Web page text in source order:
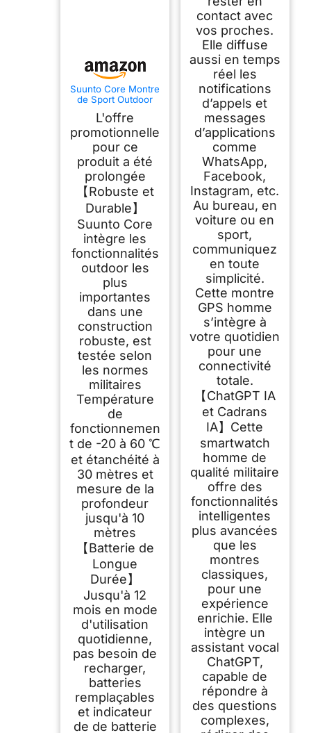
Suunto Core Montre
de Sport Outdoor
Baromètre et
Boussole,
Smartwatch
Extérieur
Traditionnelle
Intelligent Étanche
pour Les Aventures
en Plein Air
L'offre
promotionnelle
pour ce
produit a été
prolongée
【Robuste et
Durable】
Suunto Core
intègre les
fonctionnalités
outdoor les
plus
importantes
dans une
construction
robuste, est
testée selon
les normes
militaires
Température
de
fonctionnemen
t de -20 à 60 ℃
et étanchéité à
30 mètres et
mesure de la
profondeur
jusqu'à 10
mètres
【Batterie de
Longue
Durée】
Jusqu'à 12
mois en mode
d'utilisation
quotidienne,
pas besoin de
recharger,
batteries
remplaçables
et indicateur
de de batterie
contact avec
vos proches.
Elle diffuse
aussi en temps
réel les
notifications
d’appels et
messages
d’applications
comme
WhatsApp,
Facebook,
Instagram, etc.
Au bureau, en
voiture ou en
sport,
communiquez
en toute
simplicité.
Cette montre
GPS homme
s’intègre à
votre quotidien
pour une
connectivité
totale.
【ChatGPT IA
et Cadrans
IA】Cette
smartwatch
homme de
qualité militaire
offre des
fonctionnalités
intelligentes
plus avancées
que les
montres
classiques,
pour une
expérience
enrichie. Elle
intègre un
assistant vocal
ChatGPT,
capable de
répondre à
des questions
complexes,